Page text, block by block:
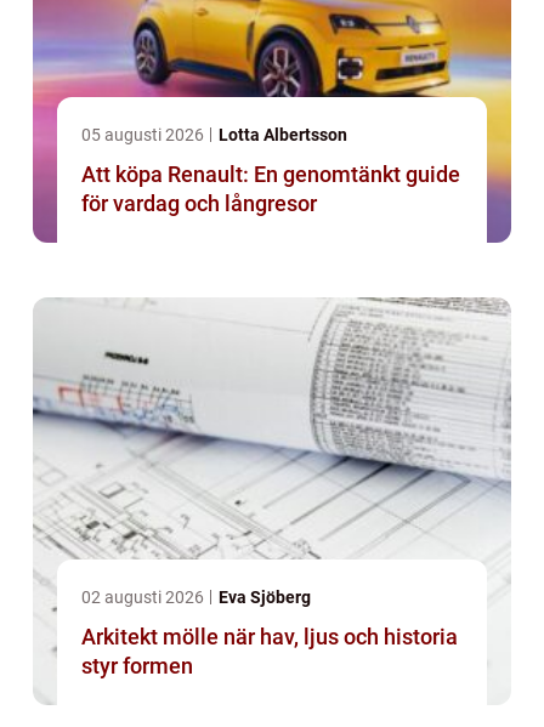
05 augusti 2026 Lotta Albertsson
Att köpa Renault: En genomtänkt guide
för vardag och långresor
02 augusti 2026 Eva Sjöberg
Arkitekt mölle när hav, ljus och historia
styr formen